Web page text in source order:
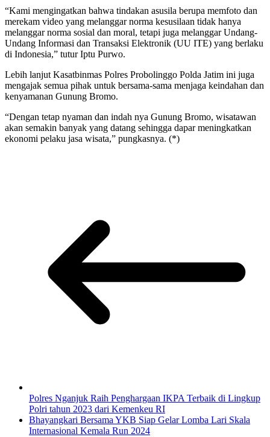
“Kami mengingatkan bahwa tindakan asusila berupa memfoto dan
merekam video yang melanggar norma kesusilaan tidak hanya
melanggar norma sosial dan moral, tetapi juga melanggar Undang-
Undang Informasi dan Transaksi Elektronik (UU ITE) yang berlaku
di Indonesia,” tutur Iptu Purwo.
Lebih lanjut Kasatbinmas Polres Probolinggo Polda Jatim ini juga
mengajak semua pihak untuk bersama-sama menjaga keindahan dan
kenyamanan Gunung Bromo.
“Dengan tetap nyaman dan indah nya Gunung Bromo, wisatawan
akan semakin banyak yang datang sehingga dapar meningkatkan
ekonomi pelaku jasa wisata,” pungkasnya. (*)
Polres Nganjuk Raih Penghargaan IKPA Terbaik di Lingkup
Polri tahun 2023 dari Kemenkeu RI
Bhayangkari Bersama YKB Siap Gelar Lomba Lari Skala
Internasional Kemala Run 2024